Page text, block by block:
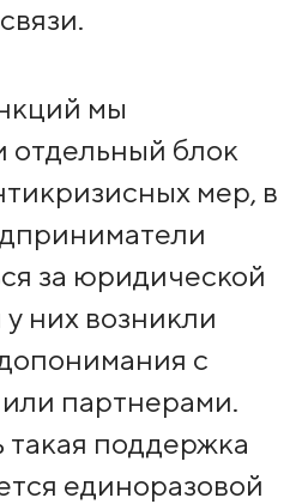
мы
отдельный блок
мер, в
за юридической
них возникли
с
партнерами.
поддержка
единоразовой